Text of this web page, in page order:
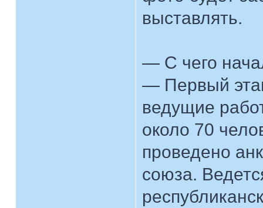
выставлять.
— С чего
— Первый
ведущие
около 70
проведено
союза.